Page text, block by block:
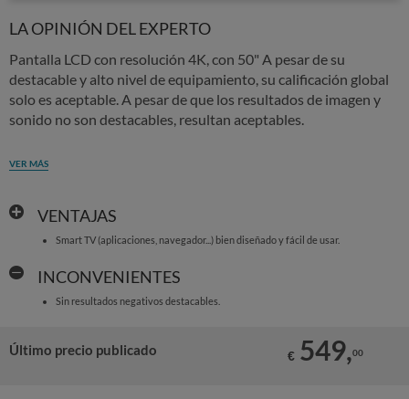
LA OPINIÓN DEL EXPERTO
Pantalla LCD con resolución 4K, con 50" A pesar de su
destacable y alto nivel de equipamiento, su calificación global
solo es aceptable. A pesar de que los resultados de imagen y
sonido no son destacables, resultan aceptables.
VER MÁS
VENTAJAS
Smart TV (aplicaciones, navegador...) bien diseñado y fácil de usar.
INCONVENIENTES
Sin resultados negativos destacables.
Último precio publicado € 549,00